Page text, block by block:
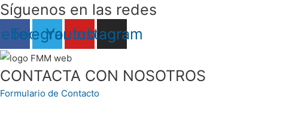
Síguenos en las redes
TelegramYoutube
Instagram
CONTACTA CON NOSOTROS
Formulario de Contacto